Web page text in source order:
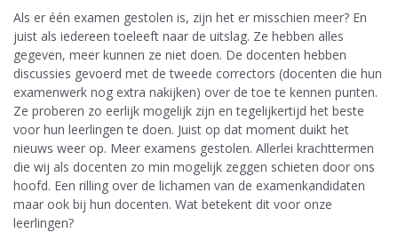
Als er één examen gestolen is, zijn het er misschien meer? En
juist als iedereen toeleeft naar de uitslag. Ze hebben alles
gegeven, meer kunnen ze niet doen. De docenten hebben
discussies gevoerd met de tweede correctors (docenten die hun
examenwerk nog extra nakijken) over de toe te kennen punten.
Ze proberen zo eerlijk mogelijk zijn en tegelijkertijd het beste
voor hun leerlingen te doen. Juist op dat moment duikt het
nieuws weer op. Meer examens gestolen. Allerlei krachttermen
die wij als docenten zo min mogelijk zeggen schieten door ons
hoofd. Een rilling over de lichamen van de examenkandidaten
maar ook bij hun docenten. Wat betekent dit voor onze
leerlingen?